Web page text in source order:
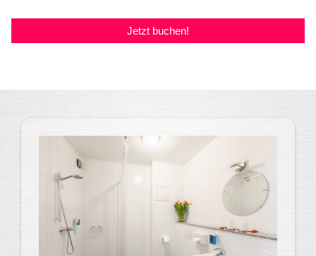
Jetzt buchen!